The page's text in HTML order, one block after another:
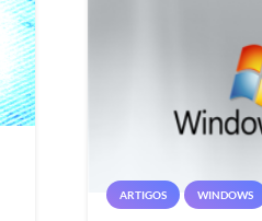
ARTIGOS WINDOWS